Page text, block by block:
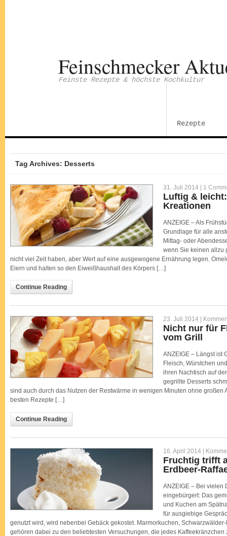
Feinschmecker
Feinste Rezepte & höchste Kochkultur
Rezepte
Tag Archives: Desserts
31. Juli 2014 | 1
Luftig &
Kreationen
ANZEIGE – Als
Grundlage für alle
Mittag- oder
wenn Sie keinen allzu
nicht viel Zeit haben, aber Wert auf eine ausgewogene Ernährung legen.
Eiern und halten so den Eiweißhaushalt des Körpers […]
Continue Reading
23. Juli 2014 |
Nicht nur für
vom Grill
ANZEIGE – Längst ist
Fleisch, Würstchen
ihren Nachtisch auf
gegrillte Desserts
sind auch durch das Nutzen der Restwärme in wenigen Minuten ohne großen
besten Rezepte […]
Continue Reading
16. April 2014 |
Fruchtig trifft
Erdbeer-
ANZEIGE – Bei vielen
eingebürgert: Das
und Kuchen am
für ausgiebige
genutzt wird, wird nebenbei Gebäck gekostet. Marmorkuchen,
gehören dabei zu den beliebtesten Versuchungen, die jedes